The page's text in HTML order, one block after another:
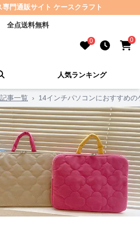
門通販サイト ケースクラフト
全点送料無料
0 0
人気ランキング
記事一覧 › 14インチパソコンにおすすめの